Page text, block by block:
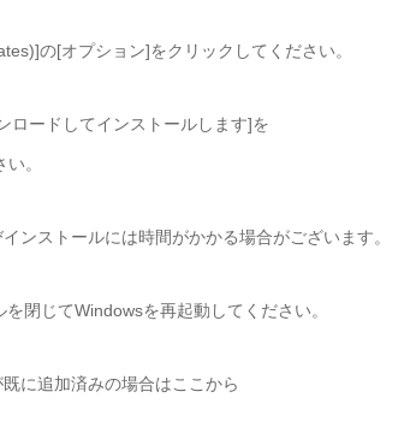
の[オプション]をクリックしてください。
ロードしてインストールします]を
。
ンストールには時間がかかる場合がございます。
閉じてWindowsを再起動してください。
に追加済みの場合はここから